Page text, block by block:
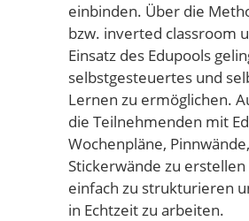
einbinden. Über die
bzw. inverted classroom
Einsatz des Edupools
selbstgesteuertes und
Lernen zu ermöglichen.
die Teilnehmenden mit
Wochenpläne,
Stickerwände zu
einfach zu strukturieren
in Echtzeit zu arbeiten.